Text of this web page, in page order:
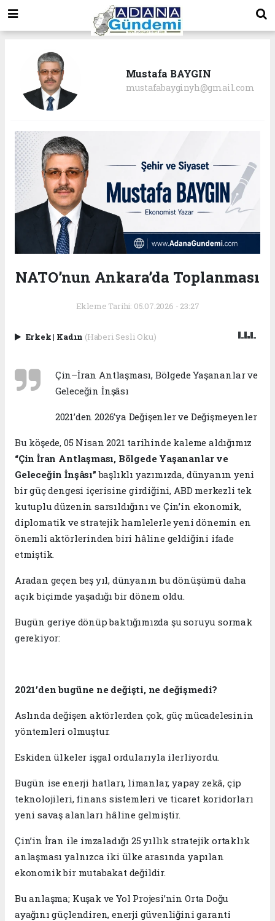
Mustafa BAYGIN
mustafabayginyh@gmail.com
NATO’nun Ankara’da Toplanması
Ekleme Tarihi: 05.07.2026 - 23:27
Erkek| Kadın (Haberi Sesli Oku)
Çin–İran Antlaşması, Bölgede Yaşananlar ve
Geleceğin İnşâsı
2021’den 2026’ya Değişenler ve Değişmeyenler
Bu köşede, 05 Nisan 2021 tarihinde kaleme aldığımız
“Çin İran Antlaşması, Bölgede Yaşananlar ve
Geleceğin İnşâsı”başlıklı yazımızda, dünyanın yeni
bir güç dengesi içerisine girdiğini, ABD merkezli tek
kutuplu düzenin sarsıldığını ve Çin’in ekonomik,
diplomatik ve stratejik hamlelerle yeni dönemin en
önemli aktörlerinden biri hâline geldiğini ifade
etmiştik.
Aradan geçen beş yıl, dünyanın bu dönüşümü daha
açık biçimde yaşadığı bir dönem oldu.
Bugün geriye dönüp baktığımızda şu soruyu sormak
gerekiyor:
2021’den bugüne ne değişti, ne değişmedi?
Aslında değişen aktörlerden çok, güç mücadelesinin
yöntemleri olmuştur.
Eskiden ülkeler işgal ordularıyla ilerliyordu.
Bugün ise enerji hatları, limanlar, yapay zekâ, çip
teknolojileri, finans sistemleri ve ticaret koridorları
yeni savaş alanları hâline gelmiştir.
Çin’in İran ile imzaladığı 25 yıllık stratejik ortaklık
anlaşması yalnızca iki ülke arasında yapılan
ekonomik bir mutabakat değildir.
Bu anlaşma; Kuşak ve Yol Projesi’nin Orta Doğu
ayağını güçlendiren, enerji güvenliğini garanti